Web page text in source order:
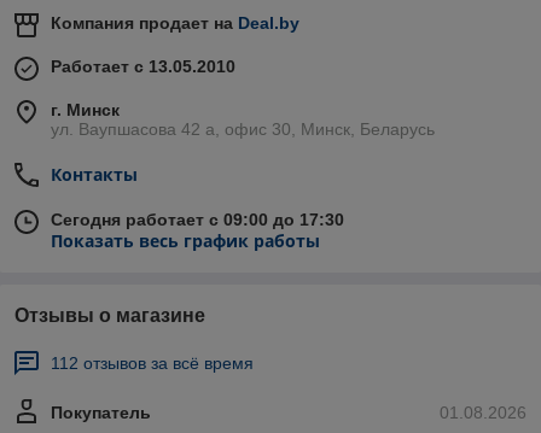
Компания продает на Deal.by
Работает с 13.05.2010
г. Минск
ул. Ваупшасова 42 а, офис 30, Минск, Беларусь
Контакты
Сегодня работает с 09:00 до 17:30
Показать весь график работы
Отзывы о магазине
112 отзывов за всё время
01.08.2026
Покупатель